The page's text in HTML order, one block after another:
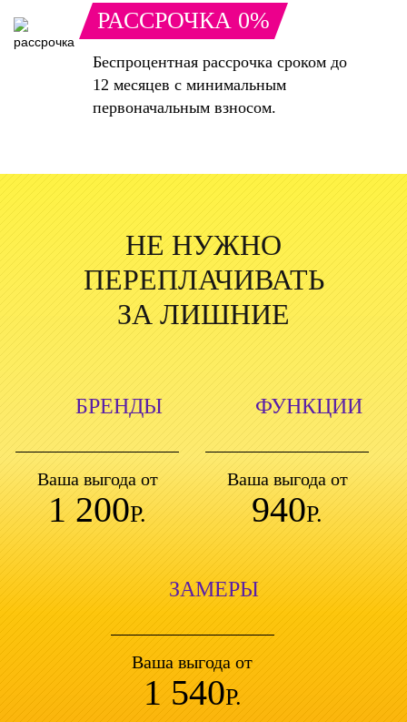
РАССРОЧКА 0%
Беспроцентная рассрочка сроком до
12 месяцев с минимальным
первоначальным взносом.
НЕ НУЖНО
ПЕРЕПЛАЧИВАТЬ
ЗА ЛИШНИЕ
БРЕНДЫ
Ваша выгода от
1 200Р.
ФУНКЦИИ
Ваша выгода от
940Р.
ЗАМЕРЫ
Ваша выгода от
1 540Р.